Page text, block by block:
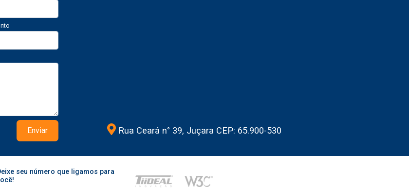
Enviar Rua Ceará n° 39, Juçara CEP: 65.900-530
seu número que ligamos para